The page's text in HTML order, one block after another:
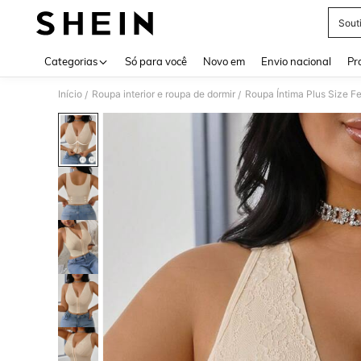
Categorias Só para você Novo em Envio nacional
Início / Roupa interior e roupa de dormir / Roupa Íntima Plus Size